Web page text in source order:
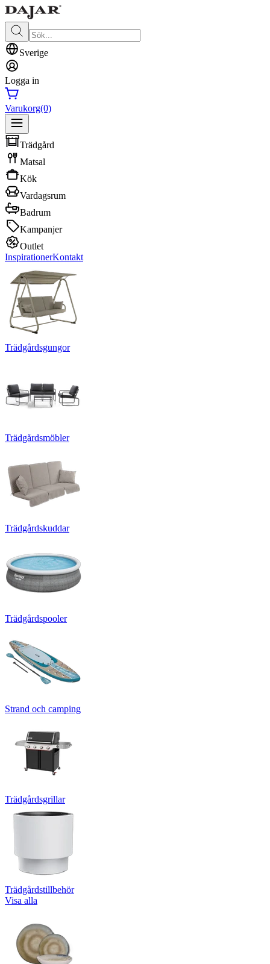
Sverige
Logga in
Varukorg(0)
Trädgård
Matsal
Kök
Vardagsrum
Badrum
Kampanjer
Outlet
InspirationerKontakt
Trädgårdsgungor
Trädgårdsmöbler
Trädgårdskuddar
Trädgårdspooler
Strand och camping
Trädgårdsgrillar
Trädgårdstillbehör
Visa alla